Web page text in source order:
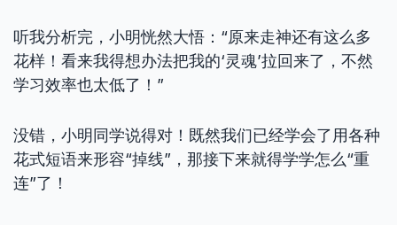
听我分析完，小明恍然大悟：“原来走神还有这么多
花样！看来我得想办法把我的‘灵魂’拉回来了，不然
学习效率也太低了！”
没错，小明同学说得对！既然我们已经学会了用各种
花式短语来形容“掉线”，那接下来就得学学怎么“重
连”了！